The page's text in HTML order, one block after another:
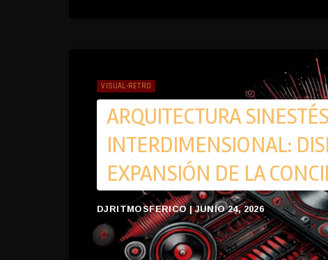
VISUAL-RETRO
ARQUITECTURA
INTERDIMENSIONAL:
EXPANSIÓN DE LA
DJRITMOSFERICO | JUNIO 24, 2026